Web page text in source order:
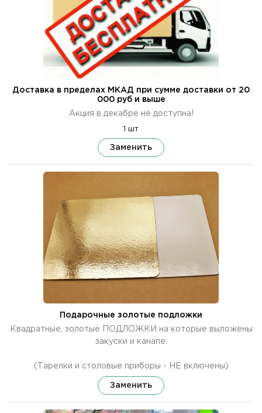
Доставка в пределах МКАД при сумме доставки от 20
000 руб и выше
Акция в декабре не доступна!
1 шт
Заменить
Подарочные золотые подложки
Квадратные, золотые ПОДЛОЖКИ на которые выложены
закуски и канапе.
(Тарелки и столовые приборы - НЕ включены)
Заменить